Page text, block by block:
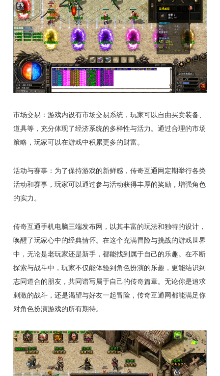
市场交易：游戏内设有市场交易系统，玩家可以自由买卖装备、
道具等，充分体现了经济系统的多样性与活力。通过合理的市场
策略，玩家可以在游戏中积累更多的财富。
活动与赛事：为了保持游戏的新鲜感，传奇互通网定期举行各类
活动和赛事，玩家可以通过参与活动获得丰厚的奖励，增强角色
的实力。
传奇互通手机电脑三端发布网，以其丰富的玩法和独特的设计，
唤醒了玩家心中的经典情怀。在这个充满冒险与挑战的游戏世界
中，无论是老玩家还是新手，都能找到属于自己的乐趣。在不断
探索与战斗中，玩家不仅能体验到角色扮演的乐趣，更能结识到
志同道合的朋友，共同谱写属于自己的传奇篇章。无论你是追求
刺激的战斗，还是渴望与好友一起冒险，传奇互通网都能满足你
对角色扮演游戏的所有期待。